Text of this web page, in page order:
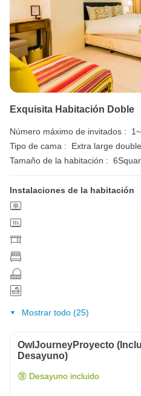
Exquisita Habitación Doble
Número máximo de invitados :
Tipo de cama :
Extra large
Tamaño de la habitación :
Instalaciones de la habitación
Mostrar todo (25)
OwlJourneyProyecto
Desayuno)
Desayuno incluido